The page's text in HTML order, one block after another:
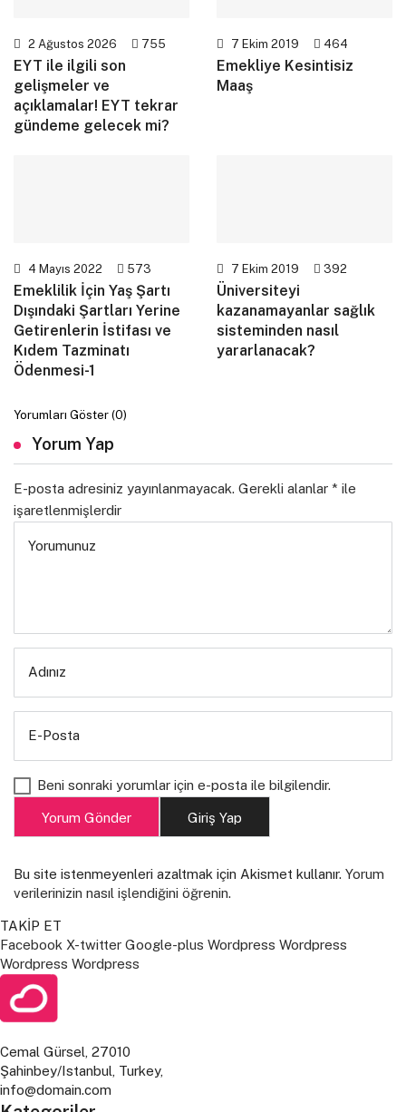
2 Ağustos 2026 755
EYT ile ilgili son
gelişmeler ve
açıklamalar! EYT tekrar
gündeme gelecek mi?
7 Ekim 2019 464
Emekliye Kesintisiz
Maaş
4 Mayıs 2022 573
Emeklilik İçin Yaş Şartı
Dışındaki Şartları Yerine
Getirenlerin İstifası ve
Kıdem Tazminatı
Ödenmesi-1
7 Ekim 2019 392
Üniversiteyi
kazanamayanlar sağlık
sisteminden nasıl
yararlanacak?
Yorumları Göster (0)
Yorum Yap
E-posta adresiniz yayınlanmayacak. Gerekli alanlar * ile
işaretlenmişlerdir
Yorumunuz
Adınız
E-Posta
Beni sonraki yorumlar için e-posta ile bilgilendir.
Yorum Gönder Giriş Yap
Bu site istenmeyenleri azaltmak için Akismet kullanır. Yorum
verilerinizin nasıl işlendiğini öğrenin.
TAKİP ET
Facebook X-twitter Google-plus Wordpress Wordpress
Wordpress Wordpress
Cemal Gürsel, 27010
Şahinbey/Istanbul, Turkey,
info@domain.com